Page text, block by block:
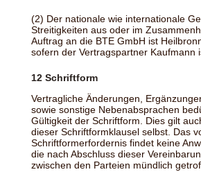
(2) Der nationale wie internationale
Streitigkeiten aus oder im
Auftrag an die BTE GmbH ist
sofern der Vertragspartner Kaufmann
12 Schriftform
Vertragliche Änderungen,
sowie sonstige Nebenabsprachen
Gültigkeit der Schriftform. Dies gilt
dieser Schriftformklausel selbst. Das
Schriftformerfordernis findet keine
die nach Abschluss dieser
zwischen den Parteien mündlich